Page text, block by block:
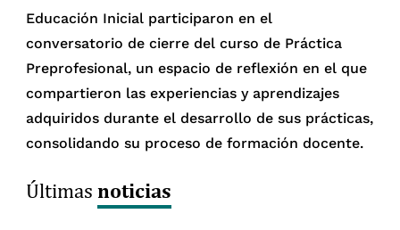
Educación Inicial participaron en el
conversatorio de cierre del curso de Práctica
Preprofesional, un espacio de reflexión en el que
compartieron las experiencias y aprendizajes
adquiridos durante el desarrollo de sus prácticas,
consolidando su proceso de formación docente.
Últimasnoticias